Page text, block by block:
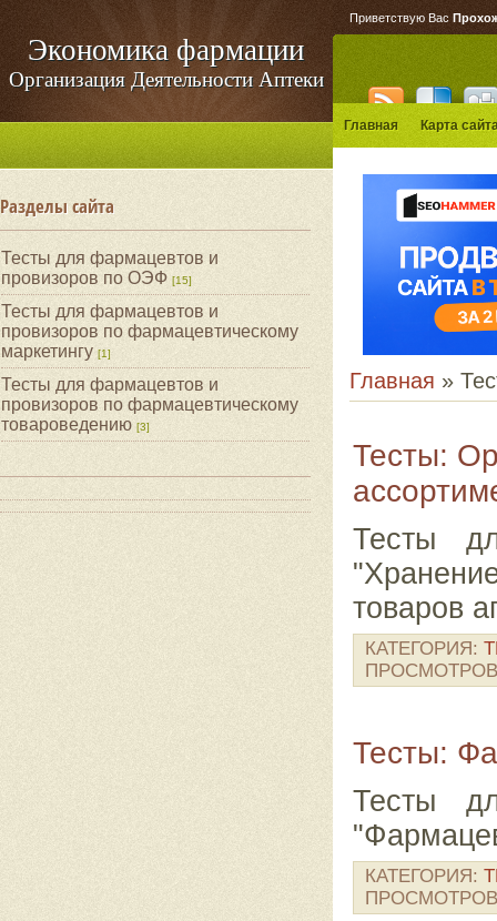
Экономика фармации
Организация Деятельности Аптеки
Разделы сайта
Тесты для фармацевтов и
провизоров по ОЭФ [15]
Тесты для фармацевтов и
провизоров по фармацевтическому
маркетингу [1]
Тесты для фармацевтов и
провизоров по фармацевтическому
товароведению [3]
Приветствую Вас
Главная Карта
Главная »
Тесты:
Тесты
товаров
КАТЕГОРИЯ:
Тесты:
Тесты
КАТЕГОРИЯ: